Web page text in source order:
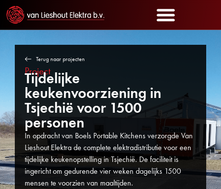
Terug naar projecten
Project
Tijdelijke
keukenvoorziening in
Tsjechië voor 1500
personen
In opdracht van Boels Portable Kitchens verzorgde Van
Lieshout Elektra de complete elektradistributie voor een
tijdelijke keukenopstelling in Tsjechië. De faciliteit is
ingericht om gedurende vier weken dagelijks 1500
mensen te voorzien van maaltijden.